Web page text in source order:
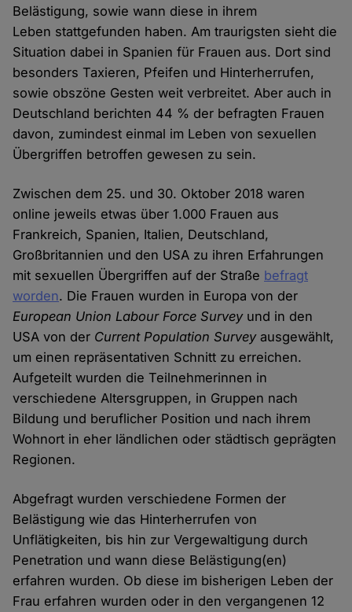
Belästigung, sowie wann diese in ihrem
Leben stattgefunden haben. Am traurigsten sieht die
Situation dabei in Spanien für Frauen aus. Dort sind
besonders Taxieren, Pfeifen und Hinterherrufen,
sowie obszöne Gesten weit verbreitet. Aber auch in
Deutschland berichten 44 % der befragten Frauen
davon, zumindest einmal im Leben von sexuellen
Übergriffen betroffen gewesen zu sein.
Zwischen dem 25. und 30. Oktober 2018 waren
online jeweils etwas über 1.000 Frauen aus
Frankreich, Spanien, Italien, Deutschland,
Großbritannien und den USA zu ihren Erfahrungen
mit sexuellen Übergriffen auf der Straße befragt
worden. Die Frauen wurden in Europa von der
European Union Labour Force Surveyund in den
USA von der Current Population Surveyausgewählt,
um einen repräsentativen Schnitt zu erreichen.
Aufgeteilt wurden die Teilnehmerinnen in
verschiedene Altersgruppen, in Gruppen nach
Bildung und beruflicher Position und nach ihrem
Wohnort in eher ländlichen oder städtisch geprägten
Regionen.
Abgefragt wurden verschiedene Formen der
Belästigung wie das Hinterherrufen von
Unflätigkeiten, bis hin zur Vergewaltigung durch
Penetration und wann diese Belästigung(en)
erfahren wurden. Ob diese im bisherigen Leben der
Frau erfahren wurden oder in den vergangenen 12